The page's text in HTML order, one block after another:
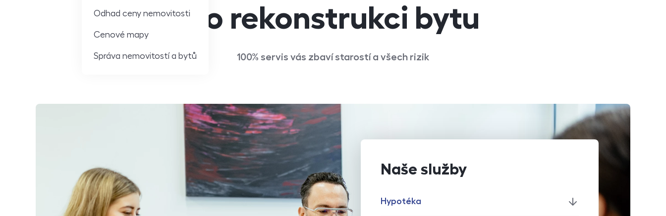
Odhad ceny nemovitosti
Cenové mapy
Správa nemovitostí a bytů
po rekonstrukci bytu
100% servis vás zbaví starostí a všech rizik
Naše služby
Hypotéka